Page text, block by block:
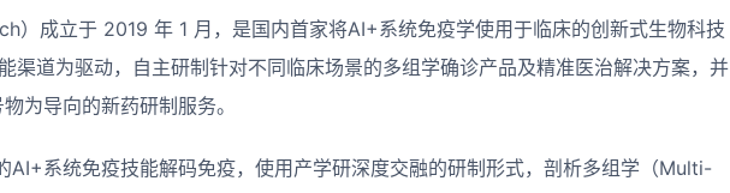
）成立于 2019 年 1 月，是国内首家将AI+系统免疫学使用于临床的创新式生物科技
渠道为驱动，自主研制针对不同临床场景的多组学确诊产品及精准医治解决方案，并
为导向的新药研制服务。
AI+系统免疫技能解码免疫，使用产学研深度交融的研制形式，剖析多组学（Multi-